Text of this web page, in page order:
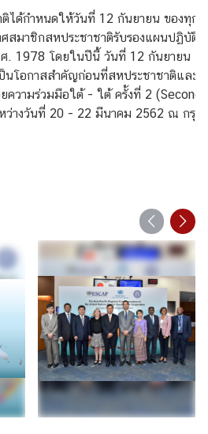
ดให้วันที่ 12 กันยายน ของทุกปี เป็
สมาชิกสหประชาชาติรับรองแผนปฏิบัติ
. 1978 โดยในปีนี้ วันที่ 12 กันยายน
โอกาสสำคัญก่อนที่สหประชาชาติและอ
ยความร่วมมือใต้ - ใต้ ครั้งที่ 2
ว่างวันที่ 20 - 22 มีนาคม 2562 ณ กรุง